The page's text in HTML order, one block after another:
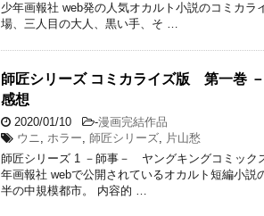
少年画報社 web発の人気オカルト小説のコミカ
場、三人目の大人、黒い手、そ …
師匠シリーズ コミカライズ版 第一巻
感想
2020/01/10 -漫画完結作品
ウニ, ホラー, 師匠シリーズ, 片山愁
師匠シリーズ 1 －師事－ ヤングキングコミック
年画報社 webで公開されているオカルト短編小説
半の中規模都市。 内容的 …